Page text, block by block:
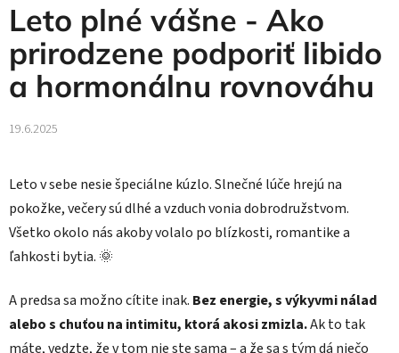
Leto plné vášne - Ako
prirodzene podporiť libido
a hormonálnu rovnováhu
19.6.2025
Leto v sebe nesie špeciálne kúzlo. Slnečné lúče hrejú na
pokožke, večery sú dlhé a vzduch vonia dobrodružstvom.
Všetko okolo nás akoby volalo po blízkosti, romantike a
ľahkosti bytia. 🌞
A predsa sa možno cítite inak. Bez energie, s výkyvmi nálad
alebo s chuťou na intimitu, ktorá akosi zmizla.Ak to tak
máte, vedzte, že v tom nie ste sama – a že sa s tým dá niečo